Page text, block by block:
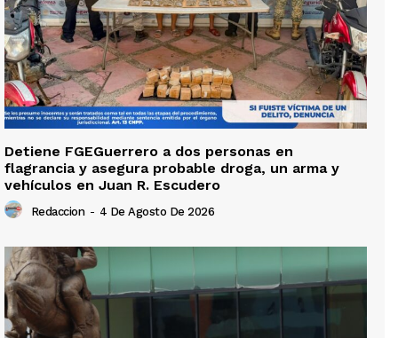
Detiene FGEGuerrero a dos personas en
flagrancia y asegura probable droga, un arma y
vehículos en Juan R. Escudero
Redaccion - 4 De Agosto De 2026